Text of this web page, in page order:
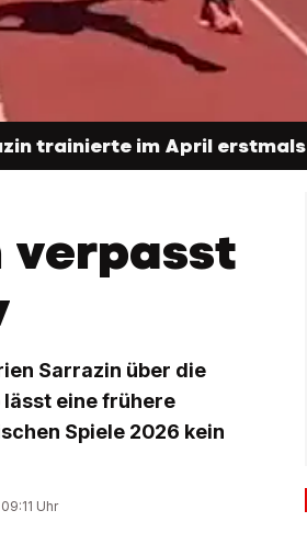
trainierte im April erstmals
verpasst
Sarrazin über die
lässt eine frühere
Spiele 2026 kein
Uhr